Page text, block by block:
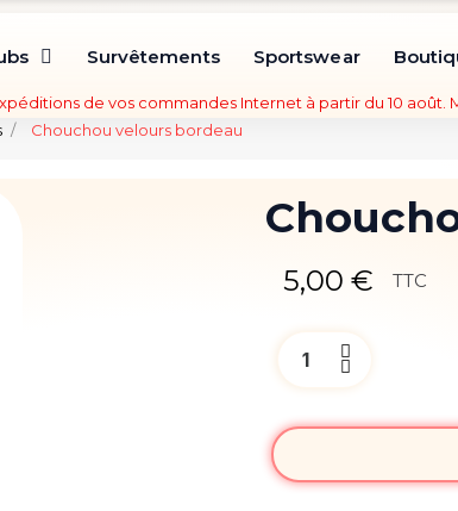
Survêtements Sportswear
de vos commandes Internet à partir du 10
Chouchou velours bordeau
5,00 € TTC